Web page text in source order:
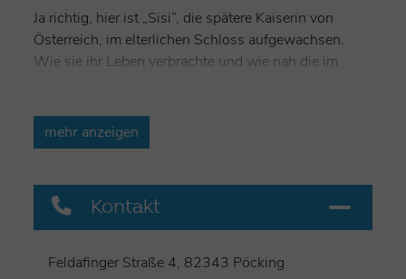
Ja richtig, hier ist „Sisi“, die spätere Kaiserin von
Österreich, im elterlichen Schloss aufgewachsen.
Wie sie ihr Leben verbrachte und wie nah die im
Kaiserin Elisabeth Museum. Schloss Possenhofen
selbst ist nicht zugänglich, dafür aber die herrliche
schätzte. Gleich neben dem Schloss liegt nämlich
das „Paradies“, ein weitläufiges Erholungsgelände
direkt am Starnberger See mit Badeplatz und Lokal.
Beim idyllischen Ortsteil Maising liegt das
mehr anzeigen
Kontakt
Feldafinger Straße 4, 82343 Pöcking